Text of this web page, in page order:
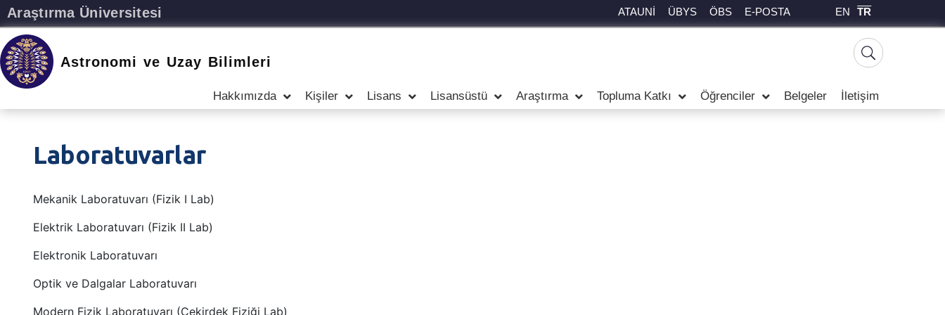
Araştırma Üniversitesi ATAUNİ ÜBYS ÖBS E-POSTA EN TR
Astronomi ve Uzay Bilimleri
Hakkımızda Kişiler Lisans Lisansüstü Araştırma Topluma Katkı Öğrenciler Belgeler İletişim
Laboratuvarlar
Mekanik Laboratuvarı (Fizik I Lab)
Elektrik Laboratuvarı (Fizik II Lab)
Elektronik Laboratuvarı
Optik ve Dalgalar Laboratuvarı
Modern Fizik Laboratuvarı (Çekirdek Fiziği Lab)